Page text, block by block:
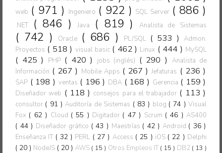
web ( 971 ) Ingeniero ( 922 ) SQL Server ( 886 )
.NET ( 846 )Java ( 819 ) Analista de Sistemas
( 742 ) Oracle ( 686 ) PL/SQL ( 533 )Admon.
Proyectos ( 518 ) visual basic ( 462 ) Linux ( 444 ) MySQL
( 425 ) PHP ( 420 ) jobs (inglés) ( 290 )
Analista de
Información ( 267 ) Mobile Apps ( 267 )Jefaturas ( 236 )
SAP ( 198 ) ventas ( 196 ) DBA ( 168 ) Gerencia ( 159 )
Diseñador web ( 118 ) consejos para el trabajador ( 113 )
consultor ( 91 )Auditoría de Sistemas ( 83 ) blog ( 74 )Visual
Fox ( 62 ) Cloud ( 55 ) Digitador ( 47 ) Scrum ( 46 ) AS400
( 44 ) Diseñador gráfico ( 43 ) Maestrías ( 42 ) Android ( 36 )
Enseñanza IT ( 32 ) PERL ( 27 ) Access ( 25 ) iOS ( 22 ) Delphi
( 20 ) NodeJS ( 20 )AWS ( 15 ) Otros Empleos IT ( 15 ) DB2 ( 13 )